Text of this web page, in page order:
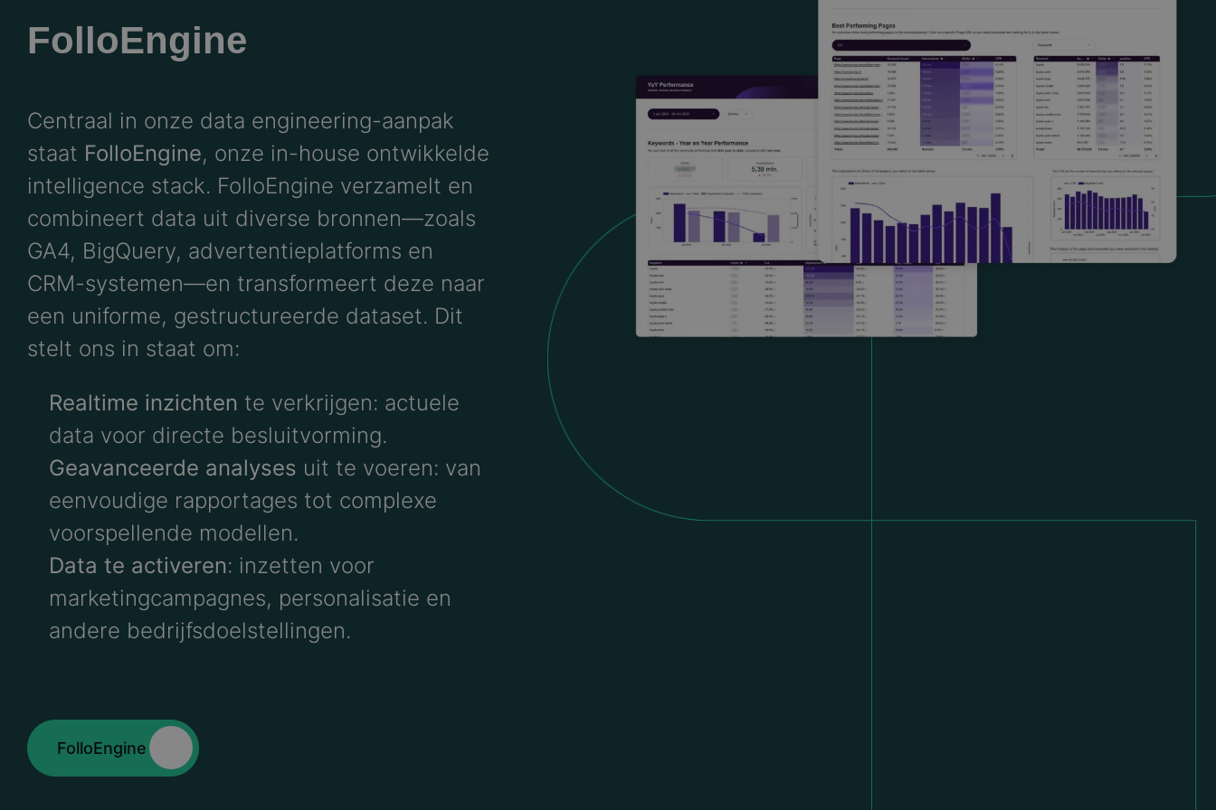
FolloEngine
Centraal in onze data engineering-aanpak
staat FolloEngine, onze in-house ontwikkelde
intelligence stack. FolloEngine verzamelt en
combineert data uit diverse bronnen—zoals
GA4, BigQuery, advertentieplatforms en
CRM-systemen—en transformeert deze naar
een uniforme, gestructureerde dataset. Dit
stelt ons in staat om:​
Realtime inzichten te verkrijgen: actuele
data voor directe besluitvorming.​
Geavanceerde analyses uit te voeren: van
eenvoudige rapportages tot complexe
voorspellende modellen.
Data te activeren: inzetten voor
marketingcampagnes, personalisatie en
andere bedrijfsdoelstellingen.​
FolloEngine